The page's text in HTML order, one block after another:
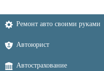
Ремонт авто своими руками
Автоюрист
Автострахование